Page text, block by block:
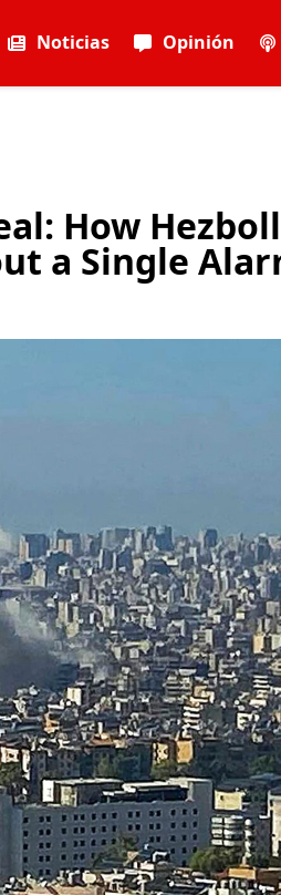
Noticias Opinión
How
a Single